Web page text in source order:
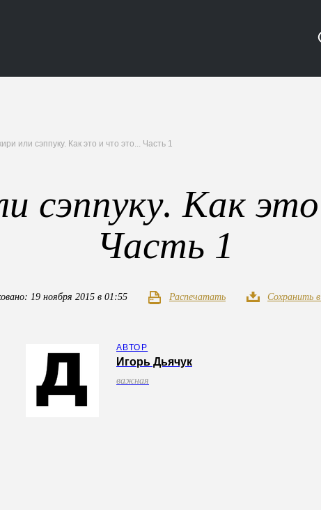
или сэппуку. Как это и что это... Часть 1
сэппуку. Как
Часть 1
19 ноября 2015 в 01:55 Распечатать Сохранить
АВТОР
Игорь Дьячук
важная